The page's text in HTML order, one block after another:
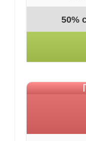
50%